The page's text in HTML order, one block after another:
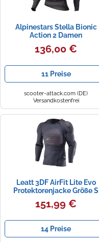
Alpinestars Stella Bionic
Action 2 Damen
Sicherheitsweste schwarz-
blau L
136,00 €
11 Preise
scooter-attack.com (DE)
Versandkostenfrei
Leatt 3DF AirFit Lite Evo
Protektorenjacke Größe S
151,99 €
14 Preise